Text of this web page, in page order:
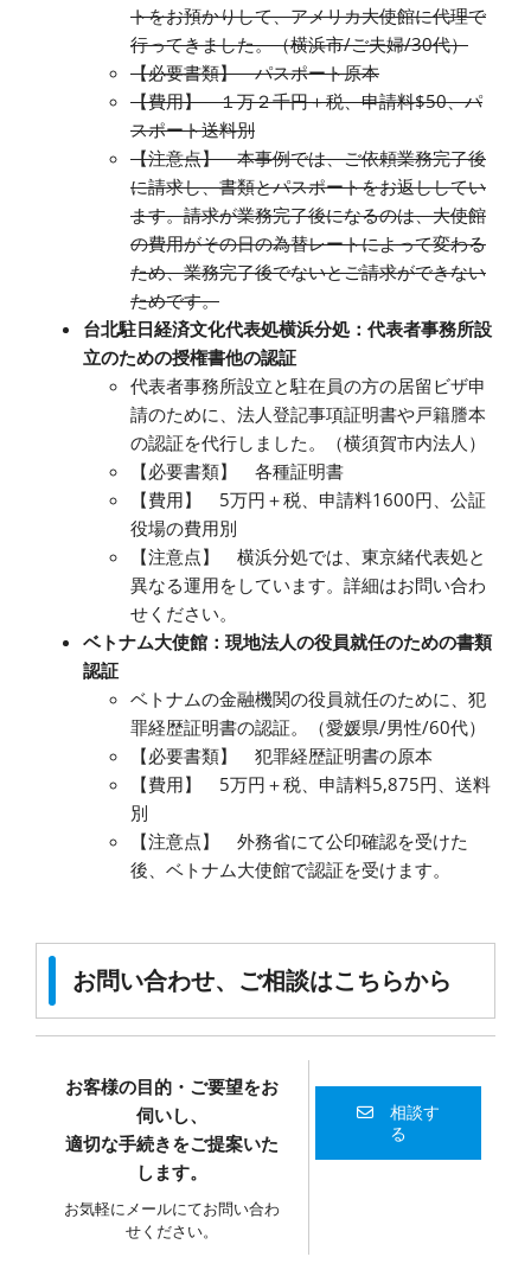
トをお預かりして、アメリカ大使館に代理で
行ってきました。（横浜市/ご夫婦/30代）
【必要書類】 パスポート原本
【費用】 １万２千円＋税、申請料$50、パ
スポート送料別
【注意点】 本事例では、ご依頼業務完了後
に請求し、書類とパスポートをお返ししてい
ます。請求が業務完了後になるのは、大使館
の費用がその日の為替レートによって変わる
ため、業務完了後でないとご請求ができない
ためです。
台北駐日経済文化代表処横浜分処：代表者事務所設
立のための授権書他の認証
代表者事務所設立と駐在員の方の居留ビザ申
請のために、法人登記事項証明書や戸籍謄本
の認証を代行しました。（横須賀市内法人）
【必要書類】 各種証明書
【費用】 5万円＋税、申請料1600円、公証
役場の費用別
【注意点】 横浜分処では、東京緒代表処と
異なる運用をしています。詳細はお問い合わ
せください。
ベトナム大使館：現地法人の役員就任のための書類
認証
ベトナムの金融機関の役員就任のために、犯
罪経歴証明書の認証。（愛媛県/男性/60代）
【必要書類】 犯罪経歴証明書の原本
【費用】 5万円＋税、申請料5,875円、送料
別
【注意点】 外務省にて公印確認を受けた
後、ベトナム大使館で認証を受けます。
お問い合わせ、ご相談はこちらから
お客様の目的・ご要望をお
伺いし、
適切な手続きをご提案いた
します。
お気軽にメールにてお問い合わ
せください。
相談す
る